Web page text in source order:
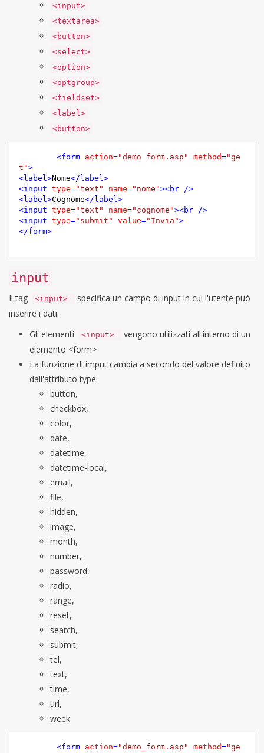
<input>
<textarea>
<button>
<select>
<option>
<optgroup>
<fieldset>
<label>
<button>
<form action="demo_form.asp" method="ge
t">
<label>Nome</ label>
<input type="text" name="nome"><br />
<label>Cognome</ label>
<input type="text" name="cognome"><br />
<input type="submit" value="Invia">
</form>
input
Il tag <input>
specifica un campo di input in cui l'utente può
inserire i dati.
Gli elementi
<input>
vengono utilizzati all'interno di un
elemento <form>
La funzione di imput cambia a secondo del valore definito
dall'attributo type:
button,
checkbox,
color,
date,
datetime,
datetime-local,
email,
file,
hidden,
image,
month,
number,
password,
radio,
range,
reset,
search,
submit,
tel,
text,
time,
url,
week
<form action="demo_form.asp" method="ge